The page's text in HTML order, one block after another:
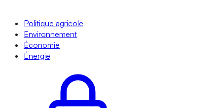
Politique agricole
Environnement
Économie
Énergie